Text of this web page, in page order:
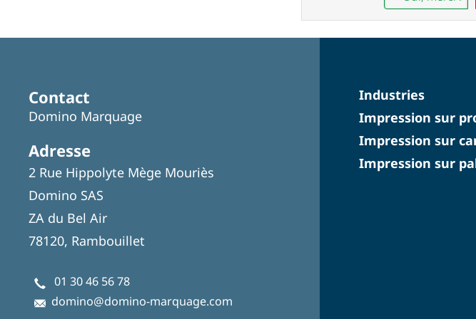
Contact
Domino Marquage
Adresse
2 Rue Hippolyte Mège Mouriès
Domino SAS
ZA du Bel Air
78120, Rambouillet
01 30 46 56 78
domino@domino-marquage.com
Industries
Impression sur
Impression sur
Impression sur